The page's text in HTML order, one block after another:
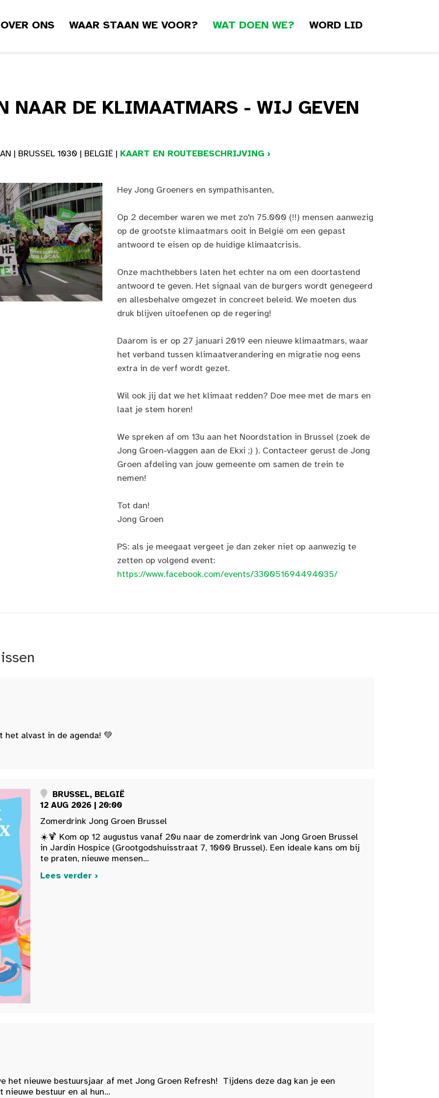
OVER ONS WAAR STAAN WE VOOR? WAT DOEN WE? WORD LID
NAAR DE KLIMAATMARS - WIJ GEVEN
| BRUSSEL 1030 | BELGIË | KAART EN ROUTEBESCHRIJVING ›
Hey Jong Groeners en sympathisanten,
Op 2 december waren we met zo'n 75.000 (!!) mensen aanwezig
op de grootste klimaatmars ooit in België om een gepast
antwoord te eisen op de huidige klimaatcrisis.
Onze machthebbers laten het echter na om een doortastend
antwoord te geven. Het signaal van de burgers wordt genegeerd
en allesbehalve omgezet in concreet beleid. We moeten dus
druk blijven uitoefenen op de regering!
Daarom is er op 27 januari 2019 een nieuwe klimaatmars, waar
het verband tussen klimaatverandering en migratie nog eens
extra in de verf wordt gezet.
Wil ook jij dat we het klimaat redden? Doe mee met de mars en
laat je stem horen!
We spreken af om 13u aan het Noordstation in Brussel (zoek de
Jong Groen-vlaggen aan de Ekxi ;) ). Contacteer gerust de Jong
Groen afdeling van jouw gemeente om samen de trein te
nemen!
Tot dan!
Jong Groen
PS: als je meegaat vergeet je dan zeker niet op aanwezig te
zetten op volgend event:
https://www.facebook.com/events/330051694494035/
alvast in de agenda! 💚
BRUSSEL, BELGIË
12 AUG 2026 | 20:00
Zomerdrink Jong Groen Brussel
☀️🍹 Kom op 12 augustus vanaf 20u naar de zomerdrink van Jong Groen Brussel
in Jardin Hospice (Grootgodshuisstraat 7, 1000 Brussel). Een ideale kans om bij
te praten, nieuwe mensen...
Lees verder ›
het nieuwe bestuursjaar af met Jong Groen Refresh! Tijdens deze dag kan je een
bestuur en al hun...